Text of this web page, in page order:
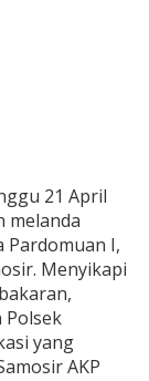
21 April
melanda
Pardomuan I,
Menyikapi
Polsek
yang
AKP